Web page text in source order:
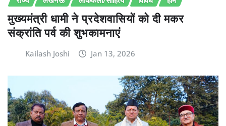
मुख्यमंत्री धामी ने प्रदेशवासियों को दी मकर
संक्रांति पर्व की शुभकामनाएं
Kailash Joshi Jan 13, 2026